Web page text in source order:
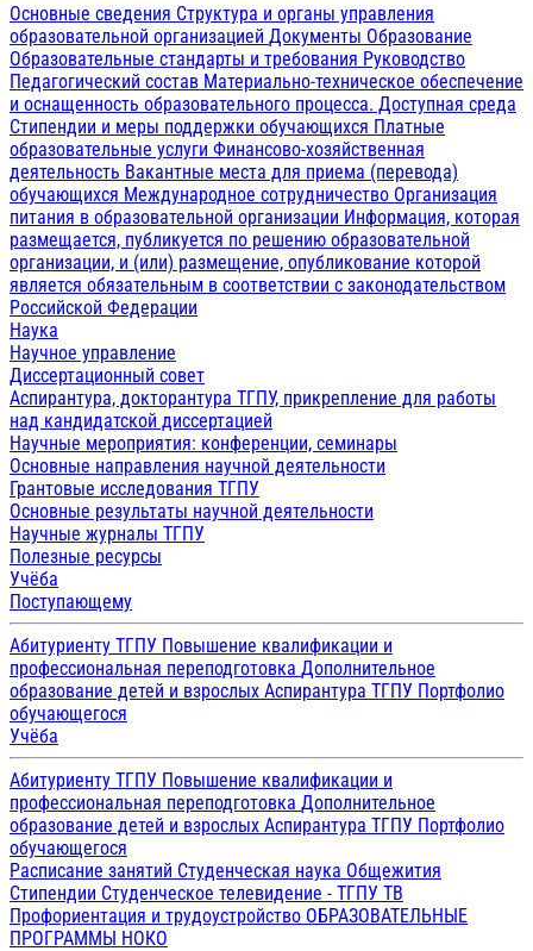
Основные сведения Структура и органы управления
образовательной организацией Документы Образование
Образовательные стандарты и требования Руководство
Педагогический состав Материально-техническое обеспечение
и оснащенность образовательного процесса. Доступная среда
Стипендии и меры поддержки обучающихся Платные
образовательные услуги Финансово-хозяйственная
деятельность Вакантные места для приема (перевода)
обучающихся Международное сотрудничество Организация
питания в образовательной организации Информация, которая
размещается, публикуется по решению образовательной
организации, и (или) размещение, опубликование которой
является обязательным в соответствии с законодательством
Российской Федерации
Наука
Научное управление
Диссертационный совет
Аспирантура, докторантура ТГПУ, прикрепление для работы
над кандидатской диссертацией
Научные мероприятия: конференции, семинары
Основные направления научной деятельности
Грантовые исследования ТГПУ
Основные результаты научной деятельности
Научные журналы ТГПУ
Полезные ресурсы
Учёба
Поступающему
Абитуриенту ТГПУ Повышение квалификации и
профессиональная переподготовка Дополнительное
образование детей и взрослых Аспирантура ТГПУ Портфолио
обучающегося
Учёба
Абитуриенту ТГПУ Повышение квалификации и
профессиональная переподготовка Дополнительное
образование детей и взрослых Аспирантура ТГПУ Портфолио
обучающегося
Расписание занятий Студенческая наука Общежития
Стипендии Студенческое телевидение - ТГПУ ТВ
Профориентация и трудоустройство ОБРАЗОВАТЕЛЬНЫЕ
ПРОГРАММЫ НОКО